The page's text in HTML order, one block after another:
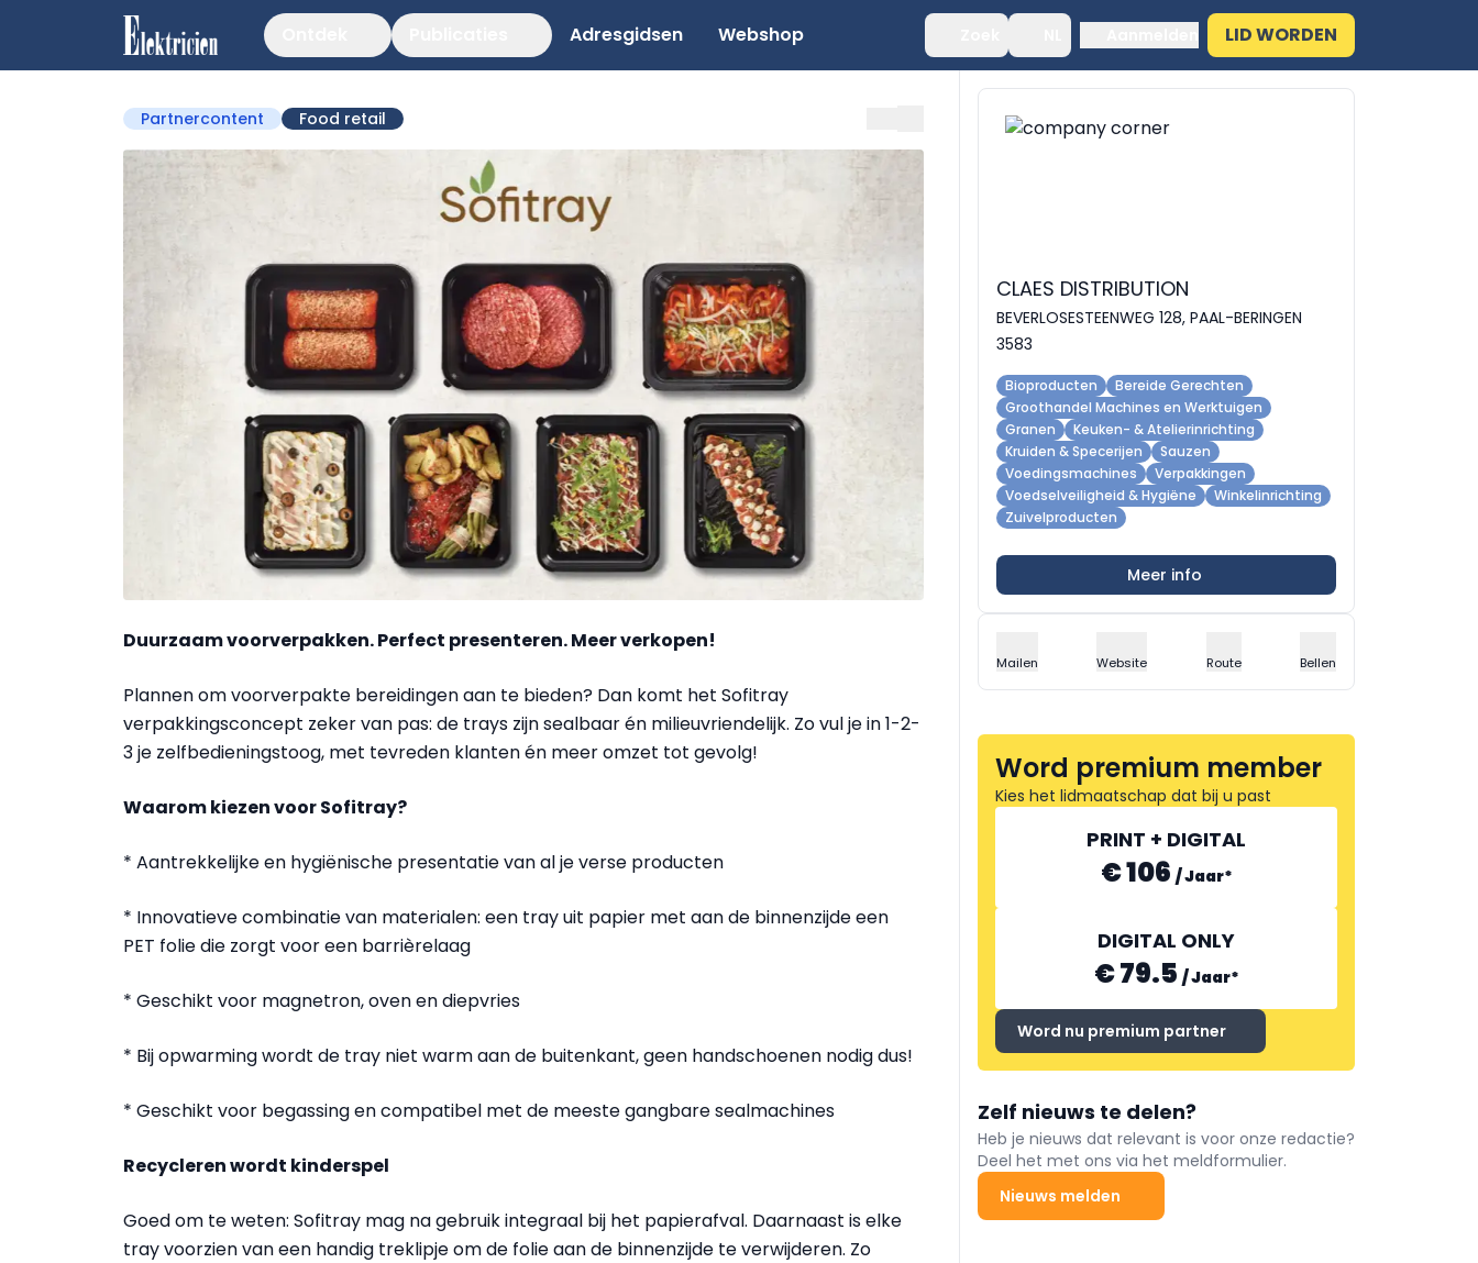
Adresgidsen Webshop LID WORDEN
Partnercontent Food retail
Duurzaam voorverpakken. Perfect presenteren. Meer verkopen!
Plannen om voorverpakte bereidingen aan te bieden? Dan komt het Sofitray
verpakkingsconcept zeker van pas: de trays zijn sealbaar én milieuvriendelijk. Zo vul je in 1-2-
3 je zelfbedieningstoog, met tevreden klanten én meer omzet tot gevolg!
Waarom kiezen voor Sofitray?
* Aantrekkelijke en hygiënische presentatie van al je verse producten
* Innovatieve combinatie van materialen: een tray uit papier met aan de binnenzijde een
PET folie die zorgt voor een barrièrelaag
* Geschikt voor magnetron, oven en diepvries
* Bij opwarming wordt de tray niet warm aan de buitenkant, geen handschoenen nodig dus!
* Geschikt voor begassing en compatibel met de meeste gangbare sealmachines
Recycleren wordt kinderspel
Goed om te weten: Sofitray mag na gebruik integraal bij het papierafval. Daarnaast is elke
tray voorzien van een handig treklipje om de folie aan de binnenzijde te verwijderen. Zo
CLAES DISTRIBUTION
BEVERLOSESTEENWEG 128, PAAL-BERINGEN
3583
Bioproducten
Bereide Gerechten
Groothandel Machines en Werktuigen
Granen
Keuken- & Atelierinrichting
Kruiden & Specerijen
Sauzen
Voedingsmachines
Verpakkingen
Voedselveiligheid & Hygiëne
Winkelinrichting
Zuivelproducten
Meer info
Mailen Website Route Bellen
Word premium member
Kies het lidmaatschap dat bij u past
PRINT + DIGITAL
€ 106 /Jaar*
DIGITAL ONLY
€ 79.5 /Jaar*
Word nu premium partner
Zelf nieuws te delen?
Heb je nieuws dat relevant is voor onze redactie?
Deel het met ons via het meldformulier.
Nieuws melden